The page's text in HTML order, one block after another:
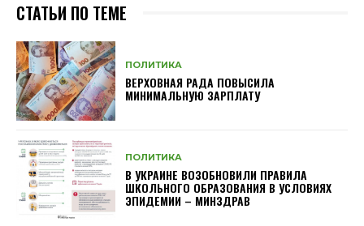
СТАТЬИ ПО ТЕМЕ
ПОЛИТИКА
ВЕРХОВНАЯ РАДА ПОВЫСИЛА
МИНИМАЛЬНУЮ ЗАРПЛАТУ
ПОЛИТИКА
В УКРАИНЕ ВОЗОБНОВИЛИ ПРАВИЛА
ШКОЛЬНОГО ОБРАЗОВАНИЯ В УСЛОВИЯХ
ЭПИДЕМИИ – МИНЗДРАВ